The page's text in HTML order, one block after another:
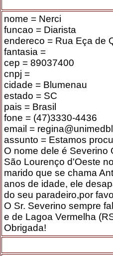
nome = Nerci
funcao = Diarista
endereco = Rua Eça de
fantasia =
cep = 89037400
cnpj =
cidade = Blumenau
estado = SC
pais = Brasil
fone = (47)3330-4436
email =
assunto = Estamos
O nome dele é Severino
São Lourenço d'Oeste
marido que se chama
anos de idade, ele
do seu paradeiro,por
O Sr. Severino sempre
e de Lagoa Vermelha
Obrigada!